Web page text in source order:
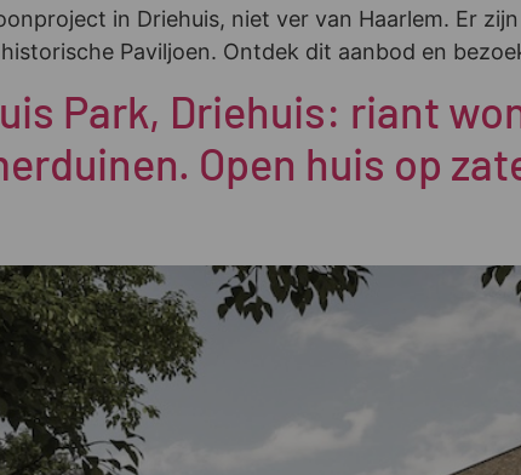
in Driehuis, niet ver van Haarlem. Er
Paviljoen. Ontdek dit aanbod en
Park, Driehuis: riant
Open huis op